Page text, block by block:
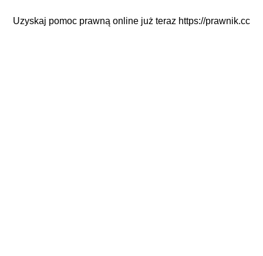
Uzyskaj pomoc prawną online już teraz https://prawnik.cc